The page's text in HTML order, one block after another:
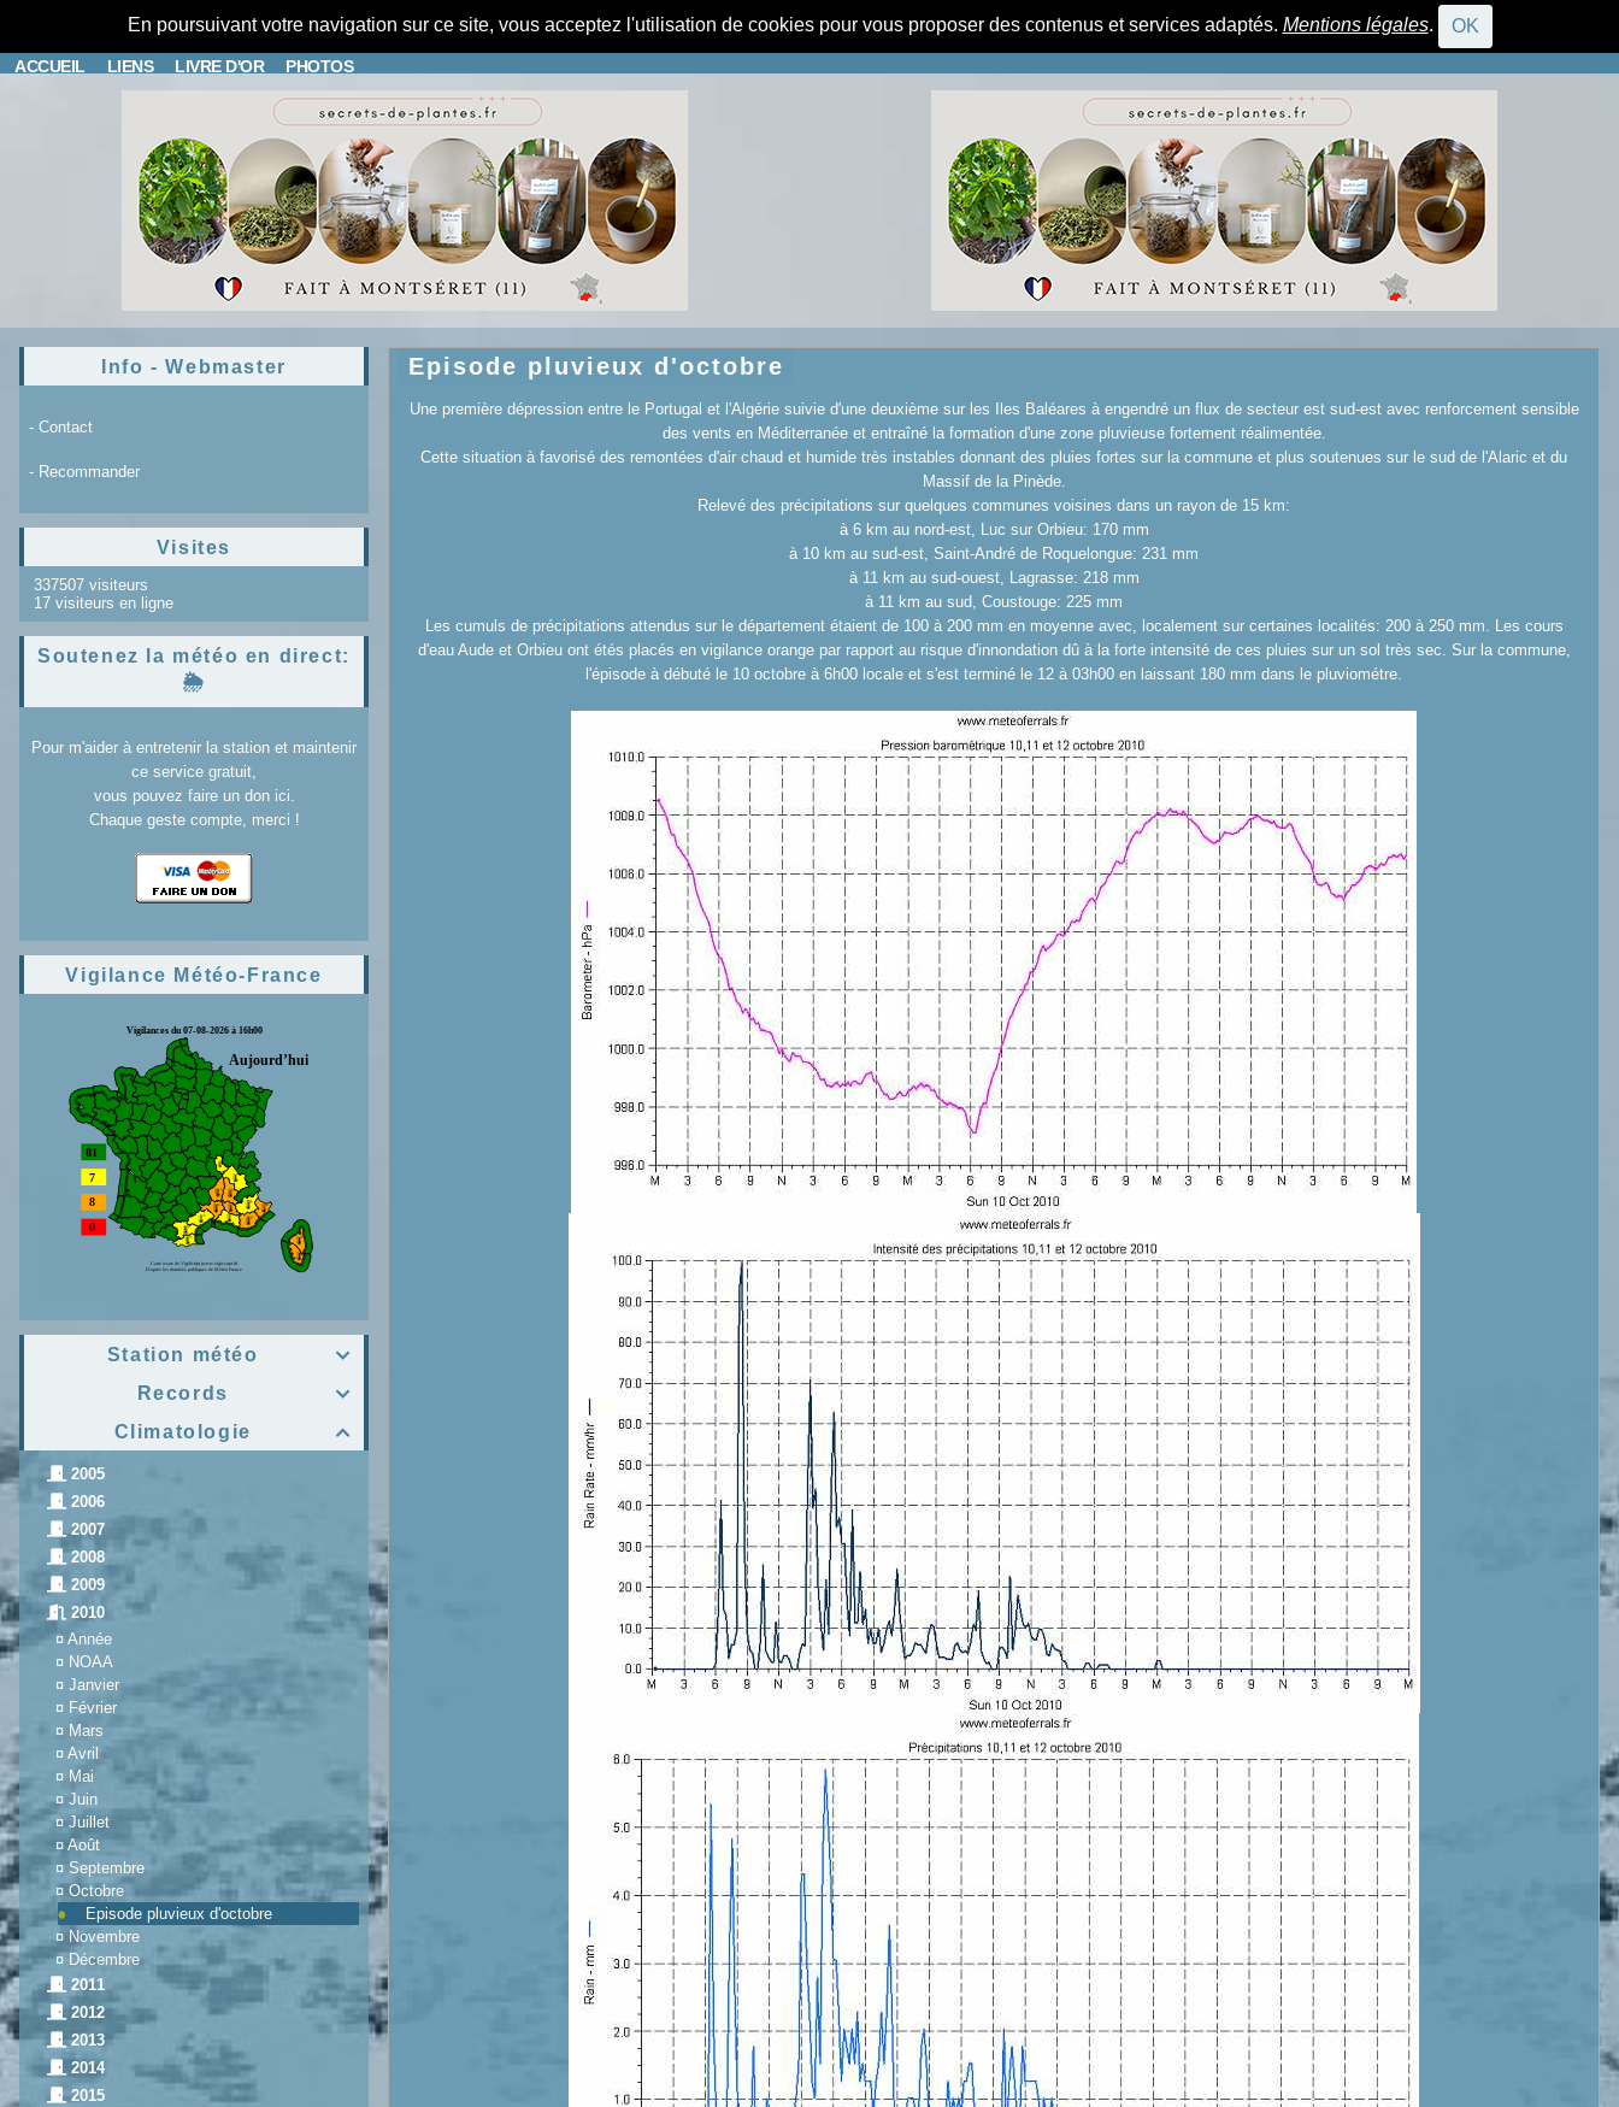
En poursuivant votre navigation sur ce site, vous acceptez l'utilisation de cookies pour vous proposer des contenus et services adaptés. Mentions légales. OK
ACCUEIL
CONNEXION
LIENS LIVRE D'OR PHOTOS
Info - Webmaster
- Contact
- Recommander
Visites
337507 visiteurs
17 visiteurs en ligne
Soutenez la météo en direct:
🌦️
Pour m'aider à entretenir la station et maintenir
ce service gratuit,
vous pouvez faire un don ici.
Chaque geste compte, merci !
Vigilance Météo-France

Station météo

Records

Climatologie
2005
2006
2007
2008
2009
2010
¤ Année
¤ NOAA
¤ Janvier
¤ Février
¤ Mars
¤ Avril
¤ Mai
¤ Juin
¤ Juillet
¤ Août
¤ Septembre
¤ Octobre
Episode pluvieux d'octobre
¤ Novembre
¤ Décembre
2011
2012
2013
2014
2015
Episode pluvieux d'octobre
Une première dépression entre le Portugal et l'Algérie suivie d'une deuxième sur les Iles Baléares à engendré un flux de secteur est sud-est avec renforcement sensible
des vents en Méditerranée et entraîné la formation d'une zone pluvieuse fortement réalimentée.
Cette situation à favorisé des remontées d'air chaud et humide très instables donnant des pluies fortes sur la commune et plus soutenues sur le sud de l'Alaric et du
Massif de la Pinède.
Relevé des précipitations sur quelques communes voisines dans un rayon de 15 km:
à 6 km au nord-est, Luc sur Orbieu: 170 mm
à 10 km au sud-est, Saint-André de Roquelongue: 231 mm
à 11 km au sud-ouest, Lagrasse: 218 mm
à 11 km au sud, Coustouge: 225 mm
Les cumuls de précipitations attendus sur le département étaient de 100 à 200 mm en moyenne avec, localement sur certaines localités: 200 à 250 mm. Les cours
d'eau Aude et Orbieu ont étés placés en vigilance orange par rapport au risque d'innondation dû à la forte intensité de ces pluies sur un sol très sec. Sur la commune,
l'épisode à débuté le 10 octobre à 6h00 locale et s'est terminé le 12 à 03h00 en laissant 180 mm dans le pluviométre.